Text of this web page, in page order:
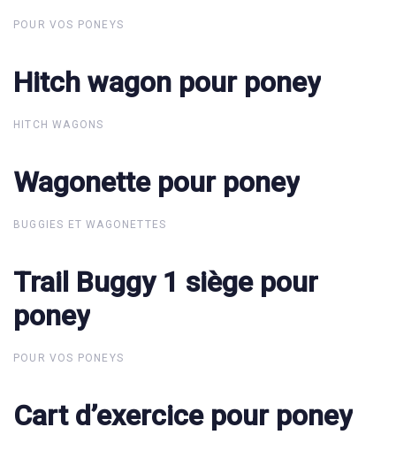
POUR VOS PONEYS
Hitch wagon pour poney
Hitch wagon pour poney
HITCH WAGONS
Wagonette pour poney
Wagonette pour poney
BUGGIES ET WAGONETTES
Trail Buggy 1 siège pour
poney
Trail Buggy 1 siège pour
poney
POUR VOS PONEYS
Cart d’exercice pour poney
Cart d’exercice pour poney